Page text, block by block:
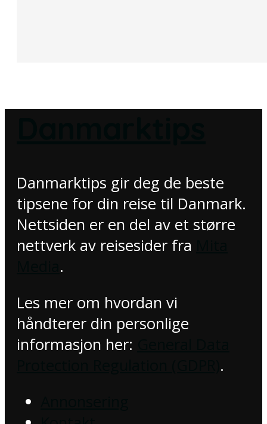
Danmarktips gir deg de beste
tipsene for din reise til Danmark.
Nettsiden er en del av et større
nettverk av reisesider fra
.
Les mer om hvordan vi
håndterer din personlige
informasjon her:
.